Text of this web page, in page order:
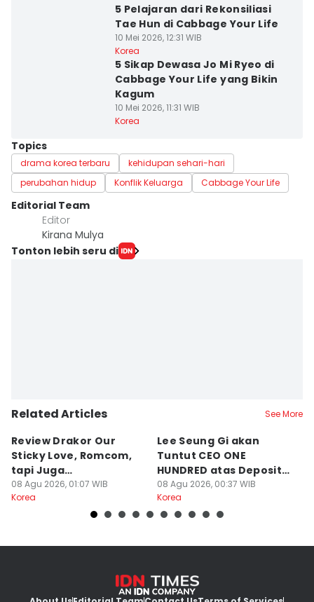
5 Pelajaran dari Rekonsiliasi
Tae Hun di Cabbage Your Life
10 Mei 2026, 12:31 WIB
Korea
5 Sikap Dewasa Jo Mi Ryeo di
Cabbage Your Life yang Bikin
Kagum
10 Mei 2026, 11:31 WIB
Korea
Topics
drama korea terbaru
kehidupan sehari-hari
perubahan hidup
Konflik Keluarga Cabbage Your Life
Editorial Team
Editor
Kirana Mulya
Tonton lebih seru di
Related Articles See More
Review Drakor Our
Sticky Love, Romcom,
tapi Juga
Menegangkan!
08 Agu 2026, 01:07 WIB
Korea
Lee Seung Gi akan
Tuntut CEO ONE
HUNDRED atas Deposit
Rumah Rp132 M
08 Agu 2026, 00:37 WIB
Korea